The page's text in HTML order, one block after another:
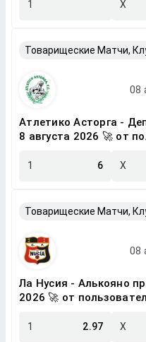
1 X
Атлетико Асторга -
8 августа 2026 🚀 от
1 6 X
Ла Нусия - Алькояно
2026 🚀 от
1 2.97 X